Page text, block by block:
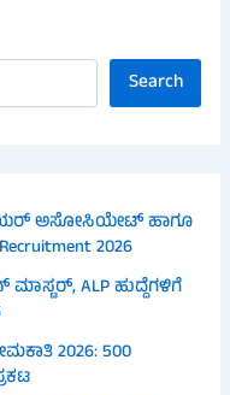
Search
ಅಸೋಸಿಯೇಟ್ ಹಾಗೂ
2026
ಮಾಸ್ಟರ್, ALP ಹುದ್ದೆಗಳಿಗೆ
2026: 500